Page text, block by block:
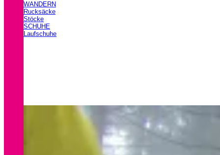
WANDERN
Rucksäcke
Stöcke
SCHUHE
Laufschuhe